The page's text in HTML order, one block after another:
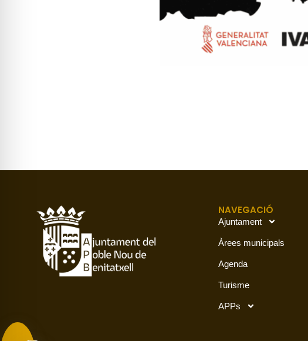
NAVEGACIÓ
Ajuntament
Àrees municipals
Agenda
Turisme
APPs